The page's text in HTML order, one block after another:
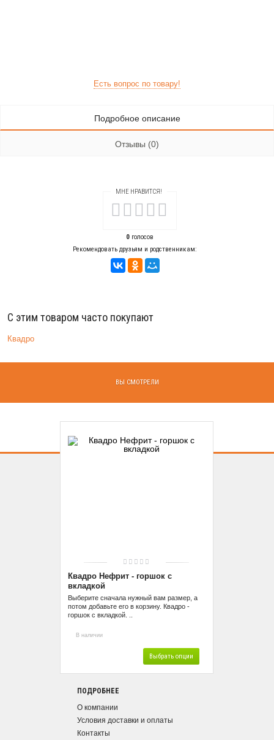
Есть вопрос по товару!
Подробное описание
Отзывы (0)
МНЕ НРАВИТСЯ!
0голосов
Рекомендовать друзьям и родственникам:
С этим товаром часто покупают
Квадро
ВЫ СМОТРЕЛИ
Квадро Нефрит - горшок с
вкладкой
Выберите сначала нужный вам размер, а
потом добавьте его в корзину. Квадро -
горшок с вкладкой. ..
В наличии
Выбрать опции
ПОДРОБНЕЕ
О компании
Условия доставки и оплаты
Контакты